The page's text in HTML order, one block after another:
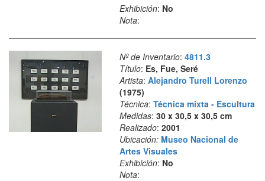
Exhibición: No
Nota:
Nº de Inventario: 4811.3
Título: Es, Fue, Seré
Artista: Alejandro Turell Lorenzo
(1975)
Técnica: Técnica mixta - Escultura
Medidas: 30 x 30,5 x 30,5 cm
Realizado: 2001
Ubicación: Museo Nacional de
Artes Visuales
Exhibición: No
Nota: